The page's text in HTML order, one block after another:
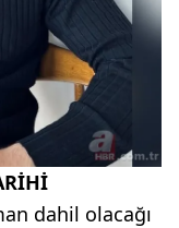
dahil olacağı